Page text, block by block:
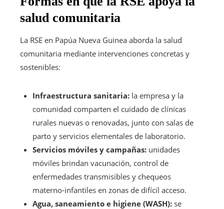
salud comunitaria
La RSE en Papúa Nueva Guinea aborda la salud
comunitaria mediante intervenciones concretas y
sostenibles:
Infraestructura sanitaria: la empresa y la
comunidad comparten el cuidado de clínicas
rurales nuevas o renovadas, junto con salas de
parto y servicios elementales de laboratorio.
Servicios móviles y campañas: unidades
móviles brindan vacunación, control de
enfermedades transmisibles y chequeos
materno-infantiles en zonas de difícil acceso.
Agua, saneamiento e higiene (WASH): se